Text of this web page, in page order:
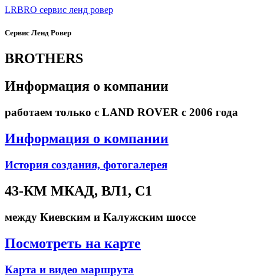
LRBRO сервис ленд ровер
Сервис Ленд Ровер
BROTHERS
Информация о компании
работаем только с LAND ROVER с 2006 года
Информация о компании
История создания, фотогалерея
43-КМ МКАД, ВЛ1, С1
между Киевским и Калужским шоссе
Посмотреть на карте
Карта и видео маршрута